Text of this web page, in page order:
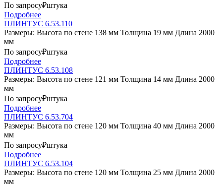
По запросу₽штука
Подробнее
ПЛИНТУС 6.53.110
Размеры: Высота по стене 138 мм Толщина 19 мм Длина 2000
мм
По запросу₽штука
Подробнее
ПЛИНТУС 6.53.108
Размеры: Высота по стене 121 мм Толщина 14 мм Длина 2000
мм
По запросу₽штука
Подробнее
ПЛИНТУС 6.53.704
Размеры: Высота по стене 120 мм Толщина 40 мм Длина 2000
мм
По запросу₽штука
Подробнее
ПЛИНТУС 6.53.104
Размеры: Высота по стене 120 мм Толщина 25 мм Длина 2000
мм